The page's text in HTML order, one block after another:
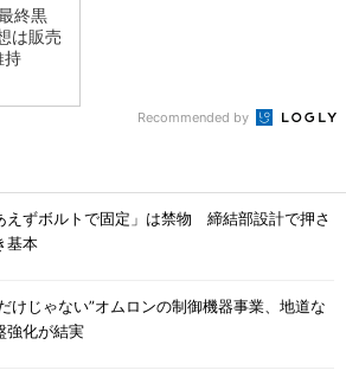
終黒
は販売
持
Recommended by
えずボルトで固定」は禁物 締結部設計で押さ
基本
けじゃない”オムロンの制御機器事業、地道な
強化が結実